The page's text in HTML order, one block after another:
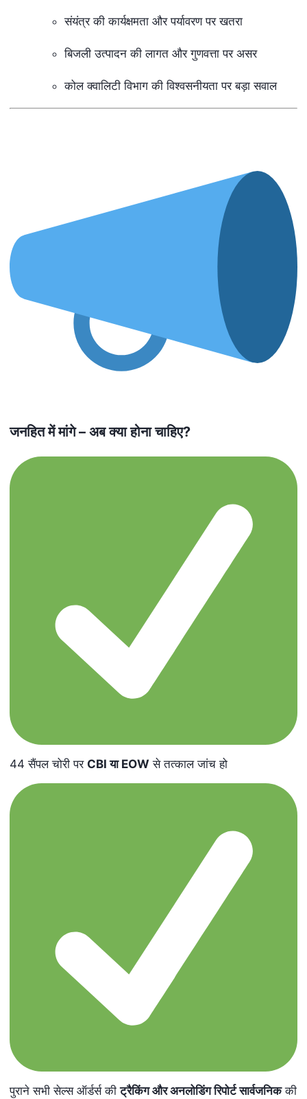
संयंत्र की कार्यक्षमता और पर्यावरण पर खतरा
बिजली उत्पादन की लागत और गुणवत्ता पर असर
कोल क्वालिटी विभाग की विश्वसनीयता पर बड़ा सवाल
जनहित में मांगे – अब क्या होना चाहिए?
44 सैंपल चोरी पर CBIया EOW से तत्काल जांच हो
पुराने सभी सेल्स ऑर्डर्स कीट्रैकिंग और अनलोडिंग रिपोर्ट सार्वजनिककी